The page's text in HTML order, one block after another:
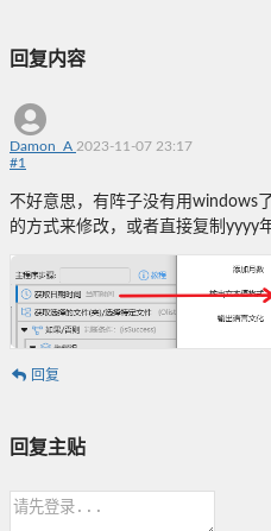
回复内容
Damon_A 2023-11-07 23:17
#1
不好意思，有阵子没有用windows
的方式来修改，或者直接复制yyyy
回复
回复主贴